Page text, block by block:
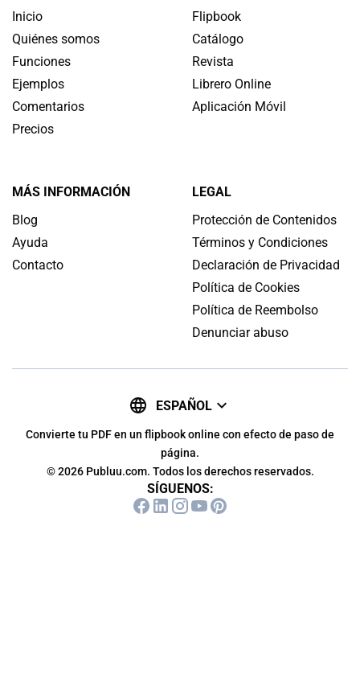
Inicio
Quiénes somos
Funciones
Ejemplos
Comentarios
Precios
Flipbook
Catálogo
Revista
Librero Online
Aplicación Móvil
MÁS INFORMACIÓN
Blog
Ayuda
Contacto
LEGAL
Protección de Contenidos
Términos y Condiciones
Declaración de Privacidad
Política de Cookies
Política de Reembolso
Denunciar abuso
ESPAÑOL
Convierte tu PDF en un flipbook online con efecto de paso de
página.
© 2026 Publuu.com. Todos los derechos reservados.
SÍGUENOS: